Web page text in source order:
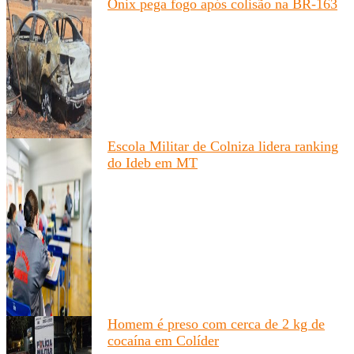
Onix pega fogo após colisão na BR-163
Escola Militar de Colniza lidera ranking
do Ideb em MT
Homem é preso com cerca de 2 kg de
cocaína em Colíder